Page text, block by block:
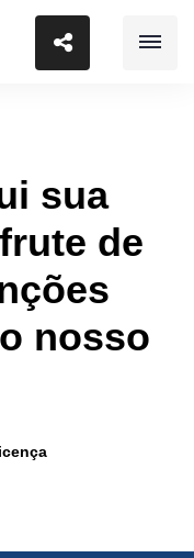
sua
de
nosso